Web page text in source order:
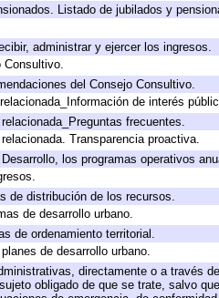
Listado de jubilados y
administrar y ejercer los ingresos.
Consultivo.
del Consejo Consultivo.
de interés
frecuentes.
Transparencia proactiva.
los programas operativos
de distribución de los recursos.
de desarrollo urbano.
de ordenamiento territorial.
de desarrollo urbano.
directamente o a través
obligado de que se trate, salvo